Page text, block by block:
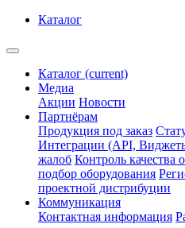
Каталог
Каталог (current)
Медиа
Акции Новости
Партнёрам
Продукция под заказ
Интеграции (API,
жалоб Контроль качества
подбор оборудования
проектной дистрибуции
Коммуникация
Контактная информация